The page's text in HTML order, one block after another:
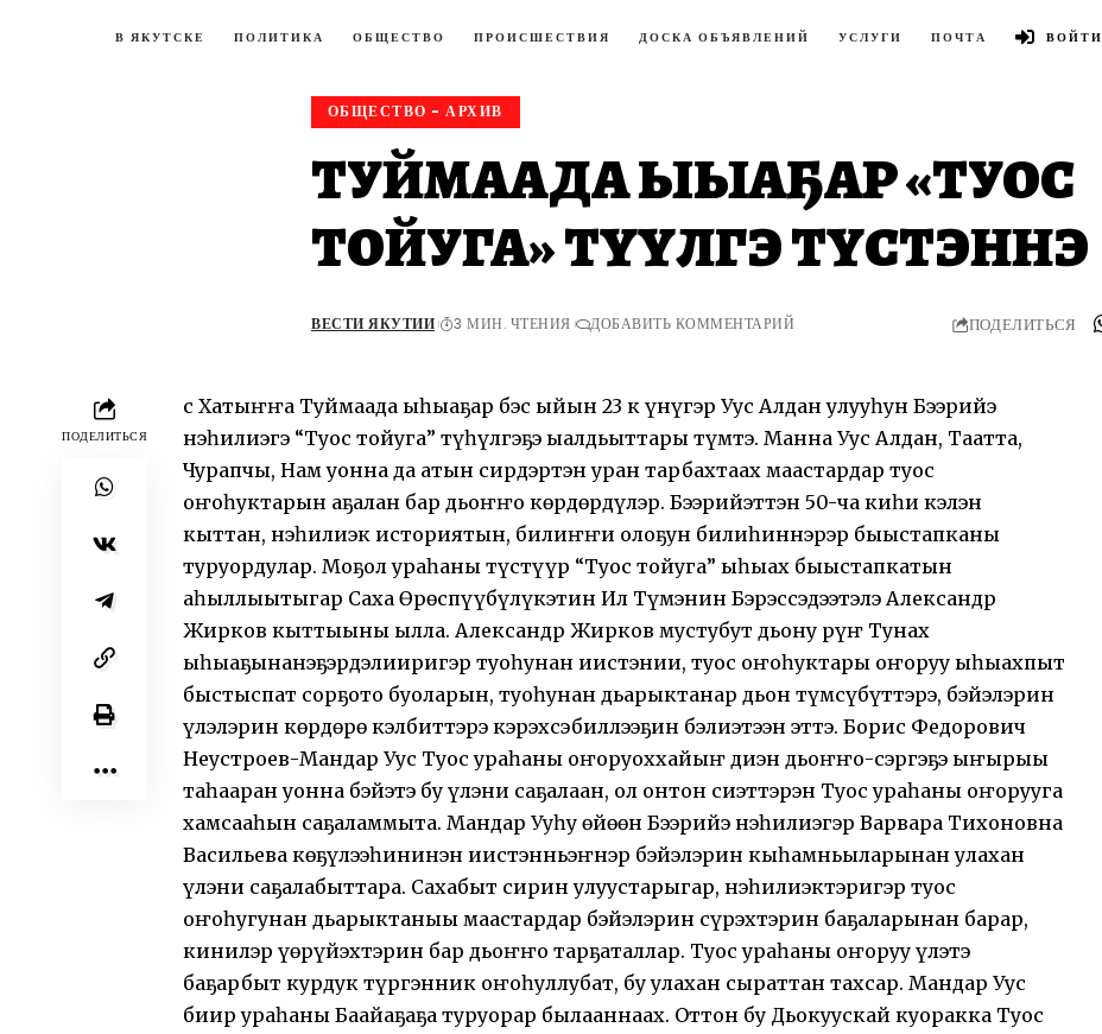
В ЯКУТСКЕ ПОЛИТИКА ОБЩЕСТВО ПРОИСШЕСТВИЯ ДОСКА ОБЪЯВЛЕНИЙ УСЛУГИ ПОЧТА ВОЙТИ
ОБЩЕСТВО - АРХИВ
ТУЙМААДА ЫҺЫАҔАР «ТУОС
ТОЙУГА» ТҮҺҮЛГЭ ТҮСТЭННЭ
ВЕСТИ ЯКУТИИ 3 МИН. ЧТЕНИЯ ДОБАВИТЬ КОММЕНТАРИЙ ПОДЕЛИТЬСЯ
ПОДЕЛИТЬСЯ
Үс Хатыҥҥа Туймаада ыһыаҕар бэс ыйын 23 к үнүгэр Уус Алдан улууһун Бээрийэ
нэһилиэгэ “Туос тойуга” түһүлгэҕэ ыалдьыттары түмтэ. Манна Уус Алдан, Таатта,
Чурапчы, Нам уонна да атын сирдэртэн уран тарбахтаах маастардар туос
оҥоһуктарын аҕалан бар дьоҥҥо көрдөрдүлэр. Бээрийэттэн 50-ча киһи кэлэн
кыттан, нэһилиэк историятын, билиҥҥи олоҕун билиһиннэрэр быыстапканы
туруордулар. Моҕол ураһаны түстүүр “Туос тойуга” ыһыах быыстапкатын
аһыллыытыгар Саха Өрөспүүбүлүкэтин Ил Түмэнин Бэрэссэдээтэлэ Александр
Жирков кыттыыны ылла. Александр Жирков мустубут дьону Үрүҥ Тунах
ыһыаҕынанэҕэрдэлииригэр туоһунан иистэнии, туос оҥоһуктары оҥоруу ыһыахпыт
быстыспат сорҕото буоларын, туоһунан дьарыктанар дьон түмсүбүттэрэ, бэйэлэрин
үлэлэрин көрдөрө кэлбиттэрэ кэрэхсэбиллээҕин бэлиэтээн эттэ. Борис Федорович
Неустроев-Мандар Уус Туос ураһаны оҥоруоххайыҥ диэн дьоҥҥо-сэргэҕэ ыҥырыы
таһааран уонна бэйэтэ бу үлэни саҕалаан, ол онтон сиэттэрэн Туос ураһаны оҥорууга
хамсааһын саҕаламмыта. Мандар Ууһу өйөөн Бээрийэ нэһилиэгэр Варвара Тихоновна
Васильева көҕүлээһининэн иистэнньэҥнэр бэйэлэрин кыһамньыларынан улахан
үлэни саҕалабыттара. Сахабыт сирин улуустарыгар, нэһилиэктэригэр туос
оҥоһугунан дьарыктаныы маастардар бэйэлэрин сүрэхтэрин баҕаларынан барар,
кинилэр үөрүйэхтэрин бар дьоҥҥо тарҕаталлар. Туос ураһаны оҥоруу үлэтэ
баҕарбыт курдук түргэнник оҥоһуллубат, бу улахан сыраттан тахсар. Мандар Уус
биир ураһаны Баайаҕаҕа туруорар былааннаах. Оттон бу Дьокуускай куоракка Туос